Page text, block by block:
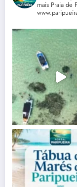
mais Praia de